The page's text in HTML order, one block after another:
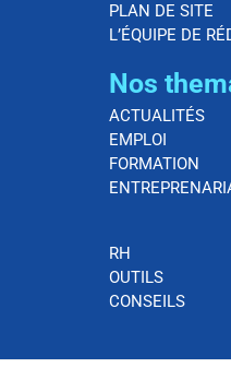
PLAN DE SITE
L’ÉQUIPE DE
Nos
ACTUALITÉS
EMPLOI
FORMATION
RH
OUTILS
CONSEILS